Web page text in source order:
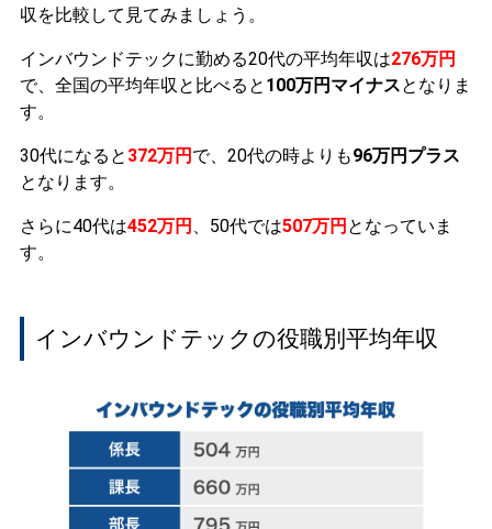
収を比較して見てみましょう。
インバウンドテックに勤める20代の平均年収は276万円
で、全国の平均年収と比べると 100万円マイナスとなりま
す。
30代になると 372万円 で、20代の時よりも96万円プラス
となります。
さらに40代は452万円 、50代では507万円 となっていま
す。
インバウンドテックの役職別平均年収